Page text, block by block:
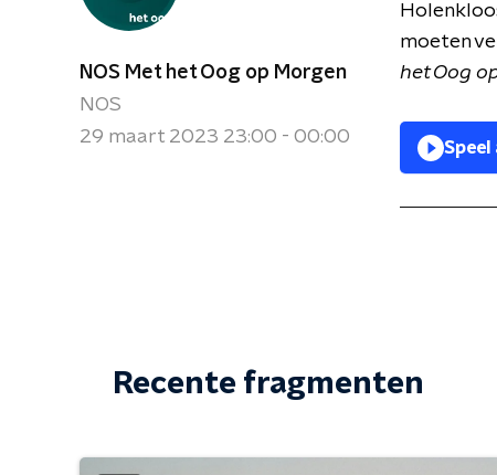
NOS Met het Oog op Morgen
NOS
29 maart 2023 23:00 - 00:00
moeten
het Oog
Speel
Recente fragmenten